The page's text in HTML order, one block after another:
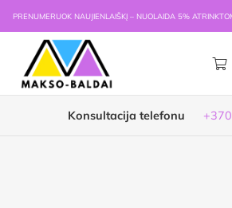
PRENUMERUOK NAUJIENLAIŠKĮ – NUOLAIDA 5%
Konsultacija telefonu